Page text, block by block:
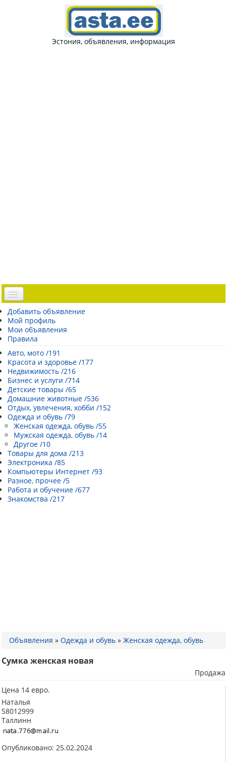
Эстония, объявления, информация
Доска объявлений
Погода Эстонии
Открытки
Каталог сайтов
| Регистрация |
Добавить объявление
Мой профиль
Мои объявления
Правила
Авто, мото /191
Красота и здоровье /177
Недвижимость /216
Бизнес и услуги /714
Детские товары /65
Домашние животные /536
Отдых, увлечения, хобби /152
Одежда и обувь /79
Женская одежда, обувь /55
Мужская одежда, обувь /14
Другое /10
Товары для дома /213
Электроника /85
Компьютеры Интернет /93
Разное, прочее /5
Работа и обучение /677
Знакомства /217
Объявления » Одежда и обувь » Женская одежда, обувь
Сумка женская новая
Продажа
Цена 14 евро.
Наталья
58012999
Таллинн
Опубликовано: 25.02.2024